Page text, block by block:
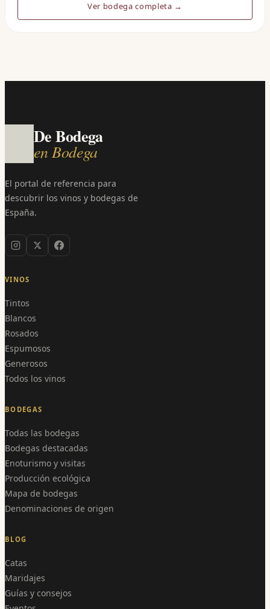
Ver bodega completa →
De Bodega
en Bodega
El portal de referencia para
descubrir los vinos y bodegas de
España.
VINOS
Tintos
Blancos
Rosados
Espumosos
Generosos
Todos los vinos
BODEGAS
Todas las bodegas
Bodegas destacadas
Enoturismo y visitas
Producción ecológica
Mapa de bodegas
Denominaciones de origen
BLOG
Catas
Maridajes
Guías y consejos